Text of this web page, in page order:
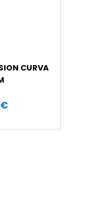
CURVA